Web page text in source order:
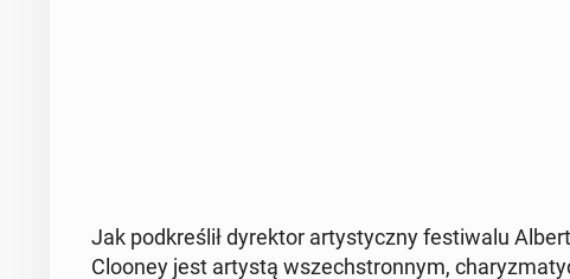
Jak pod­kre­ślił dy­rek­tor ar­ty­stycz­ny fe­sti­wa­lu
Clooney jest artystą wszech­stron­nym,